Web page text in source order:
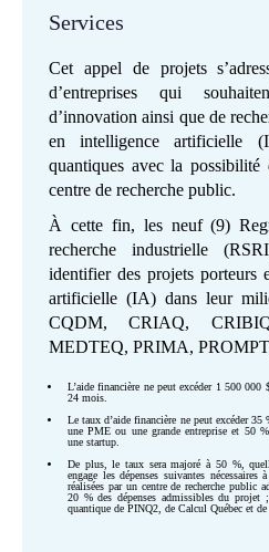
Services
Cet appel de projets
d’entreprises qui
d’innovation ainsi que de
en intelligence artificielle
quantiques avec la
centre de recherche public.
À cette fin, les neuf (9)
recherche industrielle
identifier des projets porteurs
artificielle (IA) dans leur
CQDM, CRIAQ,
MEDTEQ, PRIMA,
L’aide financière ne peut excéder 1 500
24 mois.
Le taux d’aide financière ne peut excéder 35
une PME ou une grande entreprise et 50
une startup.
De plus, le taux sera majoré à 50 %,
engage les dépenses suivantes
réalisées par un centre de recherche public
20 % des dépenses admissibles du projet
quantique de PINQ2, de Calcul Québec et